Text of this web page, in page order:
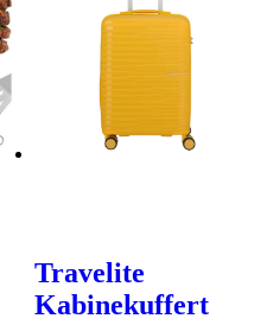
Travelite
Kabinekuffert